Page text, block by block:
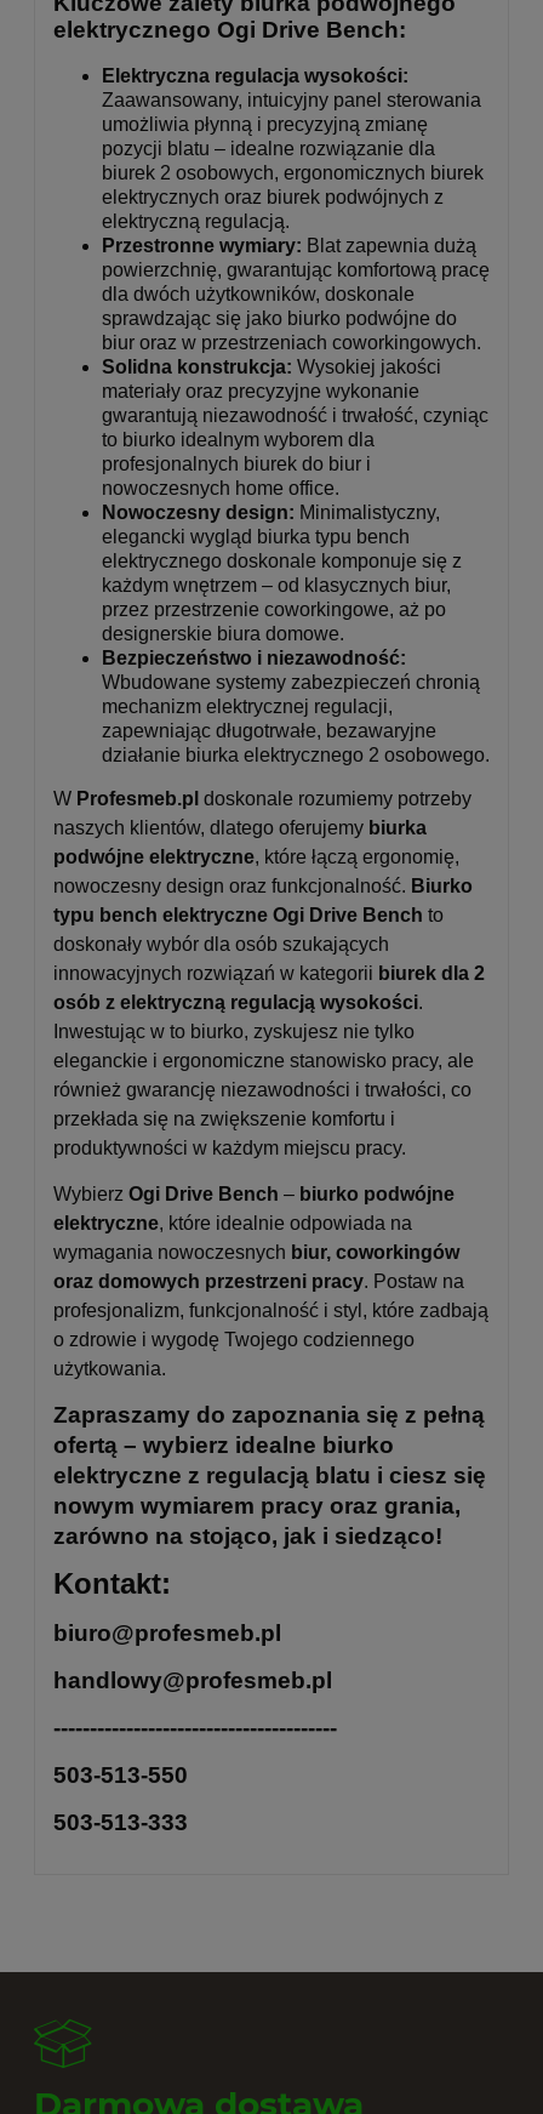
elektrycznego Ogi Drive Bench:
Elektryczna regulacja wysokości:
Zaawansowany, intuicyjny panel sterowania
umożliwia płynną i precyzyjną zmianę
pozycji blatu – idealne rozwiązanie dla
biurek 2 osobowych, ergonomicznych biurek
elektrycznych oraz biurek podwójnych z
elektryczną regulacją.
Przestronne wymiary: Blat zapewnia dużą
powierzchnię, gwarantując komfortową pracę
dla dwóch użytkowników, doskonale
sprawdzając się jako biurko podwójne do
biur oraz w przestrzeniach coworkingowych.
Solidna konstrukcja: Wysokiej jakości
materiały oraz precyzyjne wykonanie
gwarantują niezawodność i trwałość, czyniąc
to biurko idealnym wyborem dla
profesjonalnych biurek do biur i
nowoczesnych home office.
Nowoczesny design: Minimalistyczny,
elegancki wygląd biurka typu bench
elektrycznego doskonale komponuje się z
każdym wnętrzem – od klasycznych biur,
przez przestrzenie coworkingowe, aż po
designerskie biura domowe.
Bezpieczeństwo i niezawodność:
Wbudowane systemy zabezpieczeń chronią
mechanizm elektrycznej regulacji,
zapewniając długotrwałe, bezawaryjne
działanie biurka elektrycznego 2 osobowego.
W Profesmeb.pl doskonale rozumiemy potrzeby
naszych klientów, dlatego oferujemy biurka
podwójne elektryczne, które łączą ergonomię,
nowoczesny design oraz funkcjonalność. Biurko
typu bench elektryczne Ogi Drive Bench to
doskonały wybór dla osób szukających
innowacyjnych rozwiązań w kategorii biurek dla 2
osób z elektryczną regulacją wysokości.
Inwestując w to biurko, zyskujesz nie tylko
eleganckie i ergonomiczne stanowisko pracy, ale
również gwarancję niezawodności i trwałości, co
przekłada się na zwiększenie komfortu i
produktywności w każdym miejscu pracy.
Wybierz Ogi Drive Bench – biurko podwójne
elektryczne, które idealnie odpowiada na
wymagania nowoczesnych biur, coworkingów
oraz domowych przestrzeni pracy. Postaw na
profesjonalizm, funkcjonalność i styl, które zadbają
o zdrowie i wygodę Twojego codziennego
użytkowania.
Zapraszamy do zapoznania się z pełną
ofertą – wybierz idealne biurko
elektryczne z regulacją blatu i ciesz się
nowym wymiarem pracy oraz grania,
zarówno na stojąco, jak i siedząco!
Kontakt:
biuro@profesmeb.pl
handlowy@profesmeb.pl
---------------------------------------
503-513-550
503-513-333
Darmowa dostawa